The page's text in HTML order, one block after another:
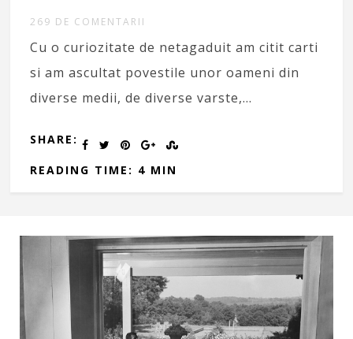
269 DE COMENTARII
Cu o curiozitate de netagaduit am citit carti
si am ascultat povestile unor oameni din
diverse medii, de diverse varste,…
SHARE:
READING TIME: 4 MIN